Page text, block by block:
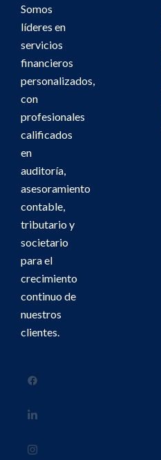
Somos
líderes en
servicios
financieros
personalizados,
con
profesionales
calificados
en
auditoría,
asesoramiento
contable,
tributario y
societario
para el
crecimiento
continuo de
nuestros
clientes.